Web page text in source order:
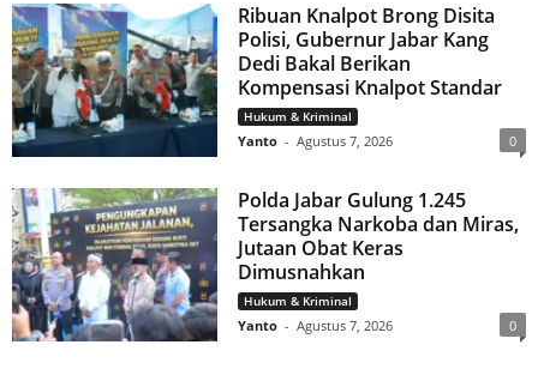
Ribuan Knalpot Brong Disita
Polisi, Gubernur Jabar Kang
Dedi Bakal Berikan
Kompensasi Knalpot Standar
Hukum & Kriminal
Yanto - Agustus 7, 2026 0
Polda Jabar Gulung 1.245
Tersangka Narkoba dan Miras,
Jutaan Obat Keras
Dimusnahkan
Hukum & Kriminal
Yanto - Agustus 7, 2026 0